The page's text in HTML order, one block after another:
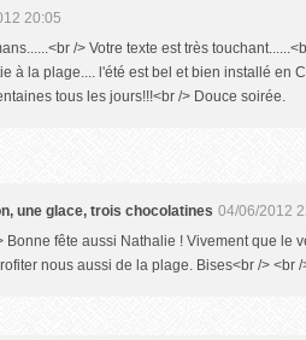
20:05
/> Votre texte est très
à la plage.... l'été est bel et bien installé en
tous les jours!!!<br /> Douce soirée.
une glace, trois chocolatines 04/06/2012
Bonne fête aussi Nathalie ! Vivement que le
nous aussi de la plage. Bises<br /> <br /